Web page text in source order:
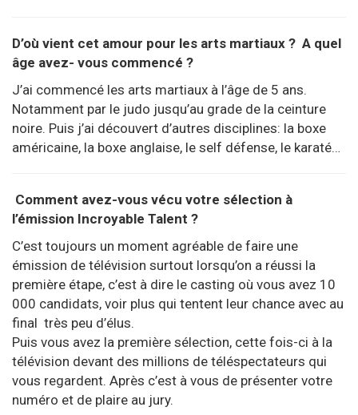
D’où vient cet amour pour les arts martiaux ? A quel
âge avez- vous commencé ?
J’ai commencé les arts martiaux à l’âge de 5 ans.
Notamment par le judo jusqu’au grade de la ceinture
noire. Puis j’ai découvert d’autres disciplines: la boxe
américaine, la boxe anglaise, le self défense, le karaté…
Comment avez-vous vécu votre sélection à
l’émission Incroyable Talent ?
C’est toujours un moment agréable de faire une
émission de télévision surtout lorsqu’on a réussi la
première étape, c’est à dire le casting où vous avez 10
000 candidats, voir plus qui tentent leur chance avec au
final très peu d’élus.
Puis vous avez la première sélection, cette fois-ci à la
télévision devant des millions de téléspectateurs qui
vous regardent. Après c’est à vous de présenter votre
numéro et de plaire au jury.